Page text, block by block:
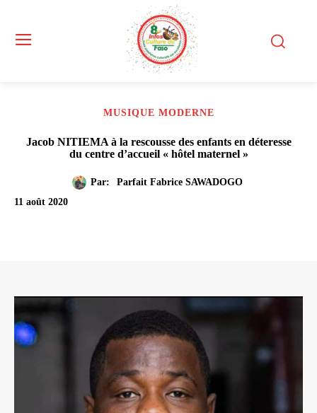
MUSIQUE MODERNE
Jacob NITIEMA à la rescousse des enfants en déteresse
du centre d’accueil « hôtel maternel »
Par:
Parfait Fabrice SAWADOGO
11 août 2020